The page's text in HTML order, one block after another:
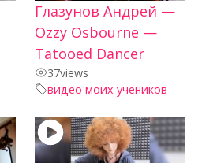
Глазунов Андрей —
Ozzy Osbourne —
Tatooed Dancer
37views
видео моих учеников